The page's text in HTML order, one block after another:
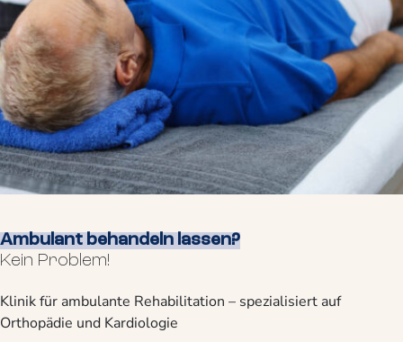
Ambulant behandeln lassen?
Kein Problem!
Klinik für ambulante Rehabilitation – spezialisiert auf
Orthopädie und Kardiologie